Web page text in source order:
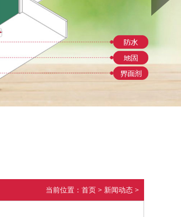
当前位置： 首页 > 新闻动态 >